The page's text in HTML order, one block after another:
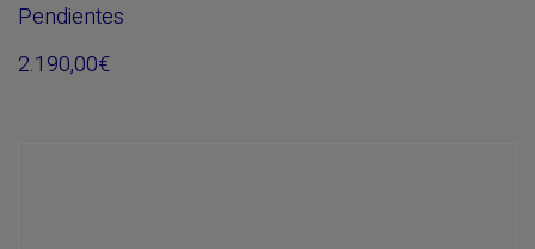
Pendientes
2.190,00€